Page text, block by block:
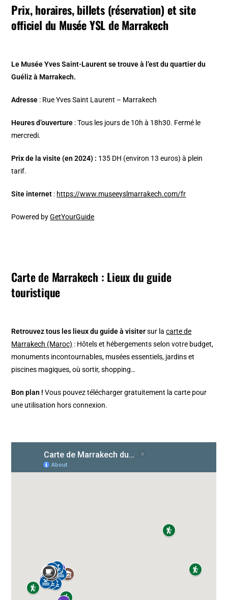
Prix, horaires, billets (réservation) et site
officiel du Musée YSL de Marrakech
Le Musée Yves Saint-Laurent se trouve à l’est du quartier du
Guéliz à Marrakech.
Adresse : Rue Yves Saint Laurent – Marrakech
Heures d’ouverture : Tous les jours de 10h à 18h30. Fermé le
mercredi.
Prix de la visite (en 2024) : 135 DH (environ 13 euros) à plein
tarif.
Site internet : https://www.museeyslmarrakech.com/fr
Powered byGetYourGuide
Carte de Marrakech : Lieux du guide
touristique
Retrouvez tous les lieux du guide à visitersur lacarte de
Marrakech (Maroc) : Hôtels et hébergements selon votre budget,
monuments incontournables, musées essentiels, jardins et
piscines magiques, où sortir, shopping…
Bon plan ! Vous pouvez télécharger gratuitement la carte pour
une utilisation hors connexion.